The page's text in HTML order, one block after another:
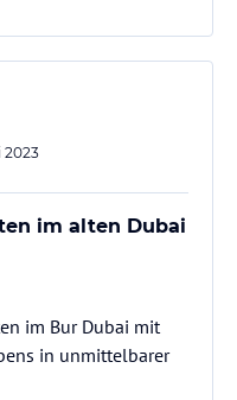
2023
im alten Dubai
im Bur Dubai mit
in unmittelbarer